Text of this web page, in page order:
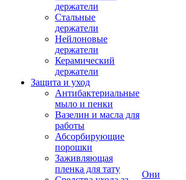
держатели
Стальные
держатели
Нейлоновые
держатели
Керамический
держатели
Защита и уход
Антибактериальные
мыло и пенки
Вазелин и масла для
работы
Абсорбирующие
порошки
Заживляющая
пленка для тату
Они